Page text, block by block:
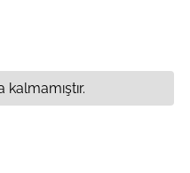
kalmamıştır.